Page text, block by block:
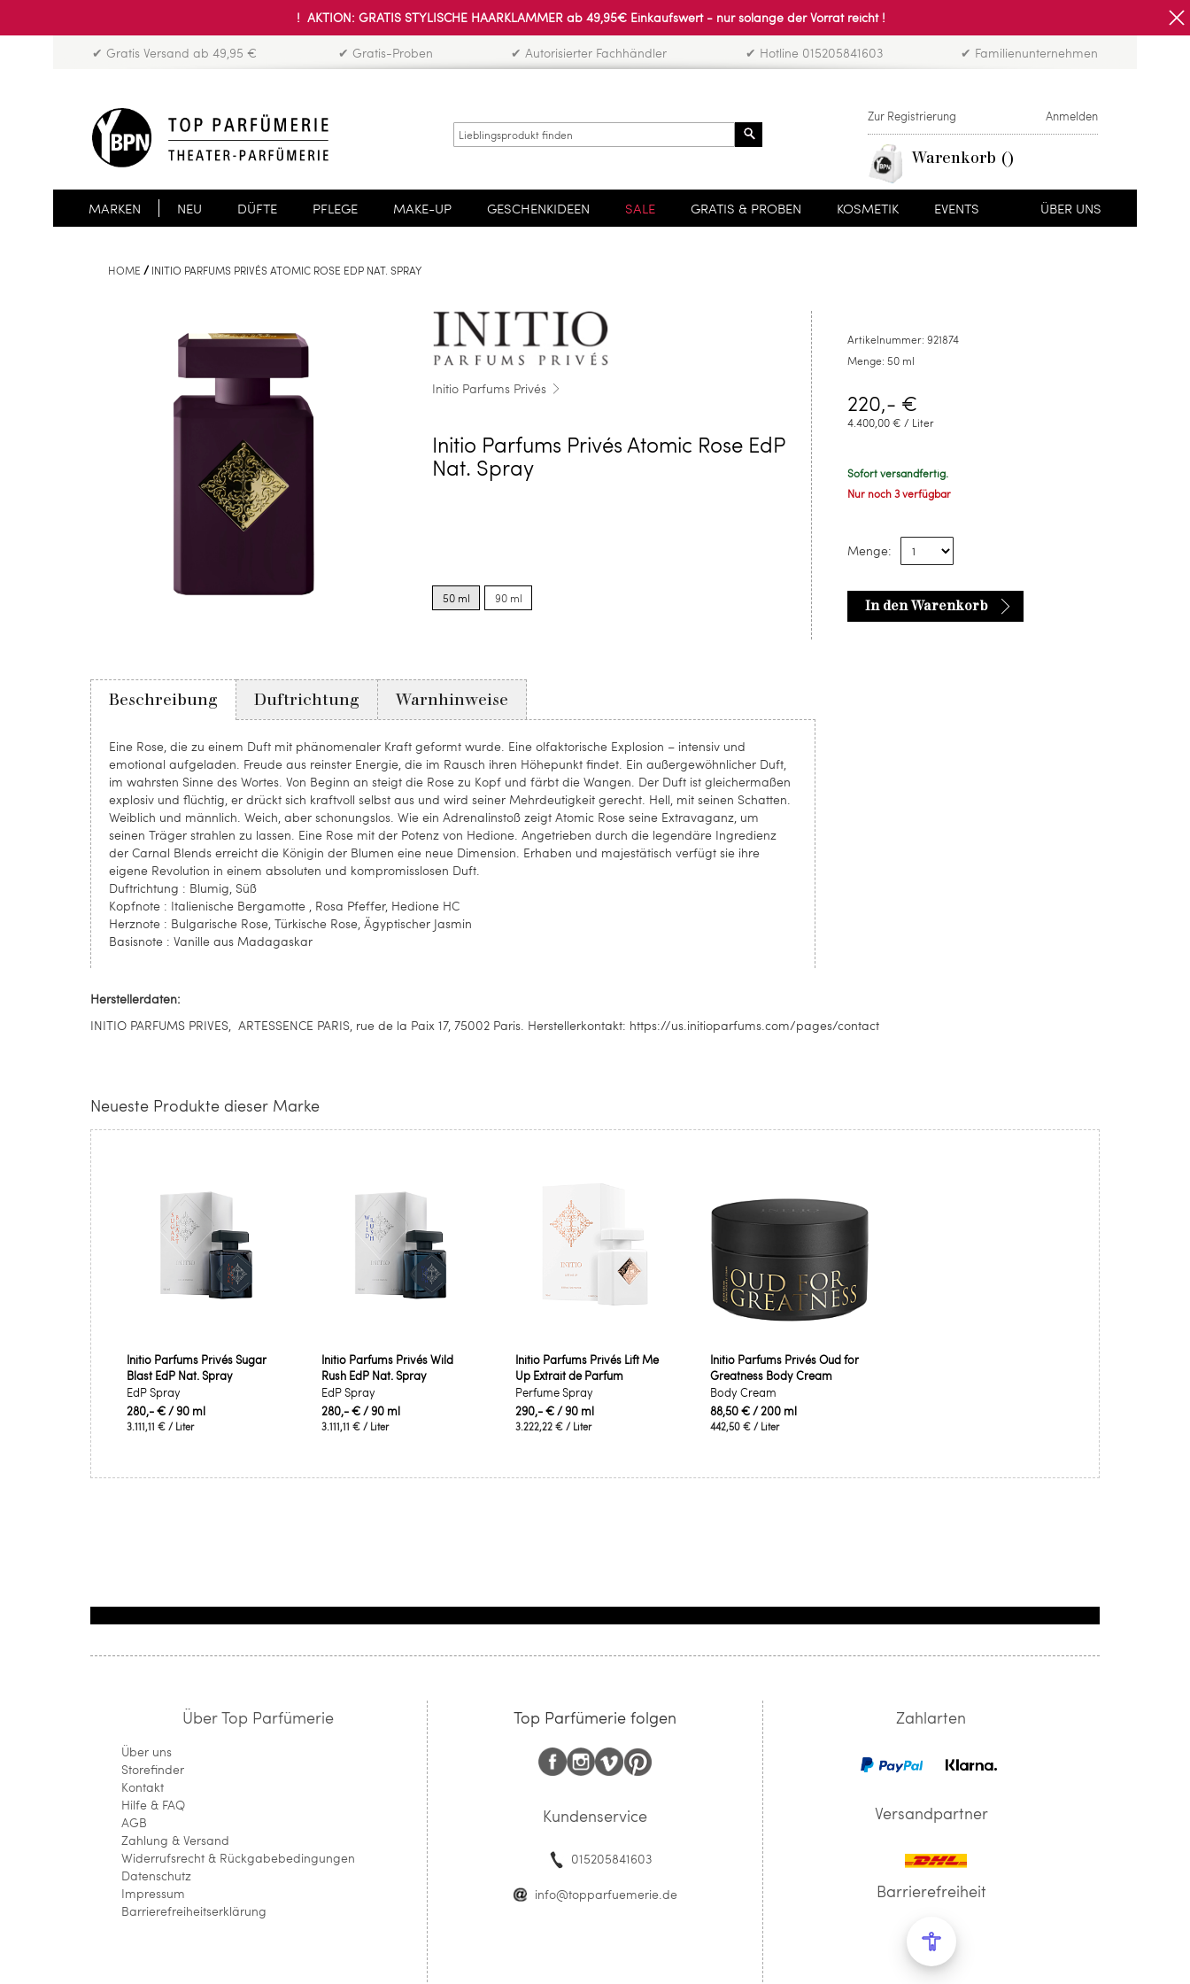
! AKTION: GRATIS STYLISCHE HAARKLAMMER ab 49,95€ Einkaufswert - nur solange der Vorrat reicht !
✔ Gratis Versand ab 49,95 € ✔ Gratis-Proben ✔ Autorisierter Fachhändler ✔ Hotline 015205841603 ✔ Familienunternehmen
Zur Registrierung Anmelden
Warenkorb
MARKEN NEU DÜFTE PFLEGE MAKE-UP GESCHENKIDEEN SALE GRATIS & PROBEN KOSMETIK EVENTS ÜBER UNS
HOME INITIO PARFUMS PRIVÉS ATOMIC ROSE EDP NAT. SPRAY
Initio Parfums Privés
Initio Parfums Privés Atomic Rose EdP
Nat. Spray
options
for50 ml
options
for90 ml
Artikelnummer: 921874
Menge: 50 ml
220,- €
4.400,00 € / Liter
Sofort versandfertig.
Nur noch 3 verfügbar
Menge:
In den Warenkorb
Beschreibung
Eine Rose, die zu einem Duft mit phänomenaler Kraft geformt wurde. Eine olfaktorische Explosion – intensiv und
emotional aufgeladen. Freude aus reinster Energie, die im Rausch ihren Höhepunkt findet. Ein außergewöhnlicher Duft,
im wahrsten Sinne des Wortes. Von Beginn an steigt die Rose zu Kopf und färbt die Wangen. Der Duft ist gleichermaßen
explosiv und flüchtig, er drückt sich kraftvoll selbst aus und wird seiner Mehrdeutigkeit gerecht. Hell, mit seinen Schatten.
Weiblich und männlich. Weich, aber schonungslos. Wie ein Adrenalinstoß zeigt Atomic Rose seine Extravaganz, um
seinen Träger strahlen zu lassen. Eine Rose mit der Potenz von Hedione. Angetrieben durch die legendäre Ingredienz
der Carnal Blends erreicht die Königin der Blumen eine neue Dimension. Erhaben und majestätisch verfügt sie ihre
eigene Revolution in einem absoluten und kompromisslosen Duft.
Duftrichtung : Blumig, Süß
Kopfnote : Italienische Bergamotte , Rosa Pfeffer, Hedione HC
Herznote : Bulgarische Rose, Türkische Rose, Ägyptischer Jasmin
Basisnote : Vanille aus Madagaskar
Duftrichtung Warnhinweise
Herstellerdaten:
INITIO PARFUMS PRIVES, ARTESSENCE PARIS, rue de la Paix 17, 75002 Paris. Herstellerkontakt: https://us.initioparfums.com/pages/contact
Neueste Produkte dieser Marke
Initio Parfums Privés Sugar
Blast EdP Nat. Spray
EdP Spray
280,- €/ 90 ml
3.111,11 € / Liter
Initio Parfums Privés Wild
Rush EdP Nat. Spray
EdP Spray
280,- €/ 90 ml
3.111,11 €/ Liter
Initio Parfums Privés Lift Me
Up Extrait de Parfum
Perfume Spray
290,- €/ 90 ml
3.222,22 € / Liter
Initio Parfums Privés Oud for
Greatness Body Cream
Body Cream
88,50 €/ 200 ml
442,50 €/ Liter
Über Top Parfümerie
Über uns
Storefinder
Kontakt
Hilfe & FAQ
AGB
Zahlung & Versand
Widerrufsrecht & Rückgabebedingungen
Datenschutz
Impressum
Barrierefreiheitserklärung
Top Parfümerie folgen
Kundenservice
015205841603
info@topparfuemerie.de
Zahlarten
Versandpartner
Barrierefreiheit